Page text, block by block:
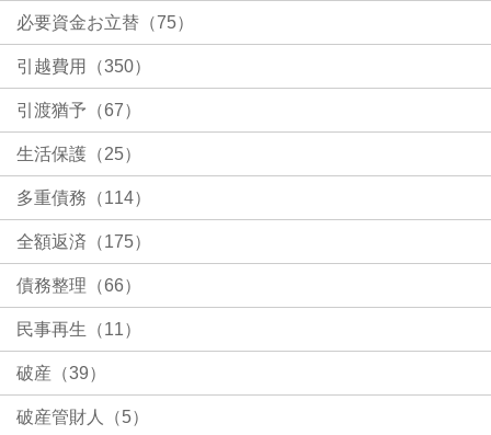
必要資金お立替（75）
引越費用（350）
引渡猶予（67）
生活保護（25）
多重債務（114）
全額返済（175）
債務整理（66）
民事再生（11）
破産（39）
破産管財人（5）